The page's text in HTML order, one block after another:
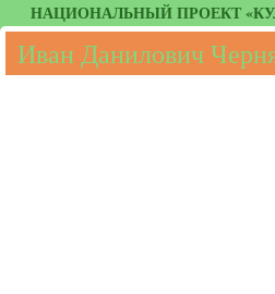
НАЦИОНАЛЬНЫЙ ПРОЕКТ
Иван Данилович